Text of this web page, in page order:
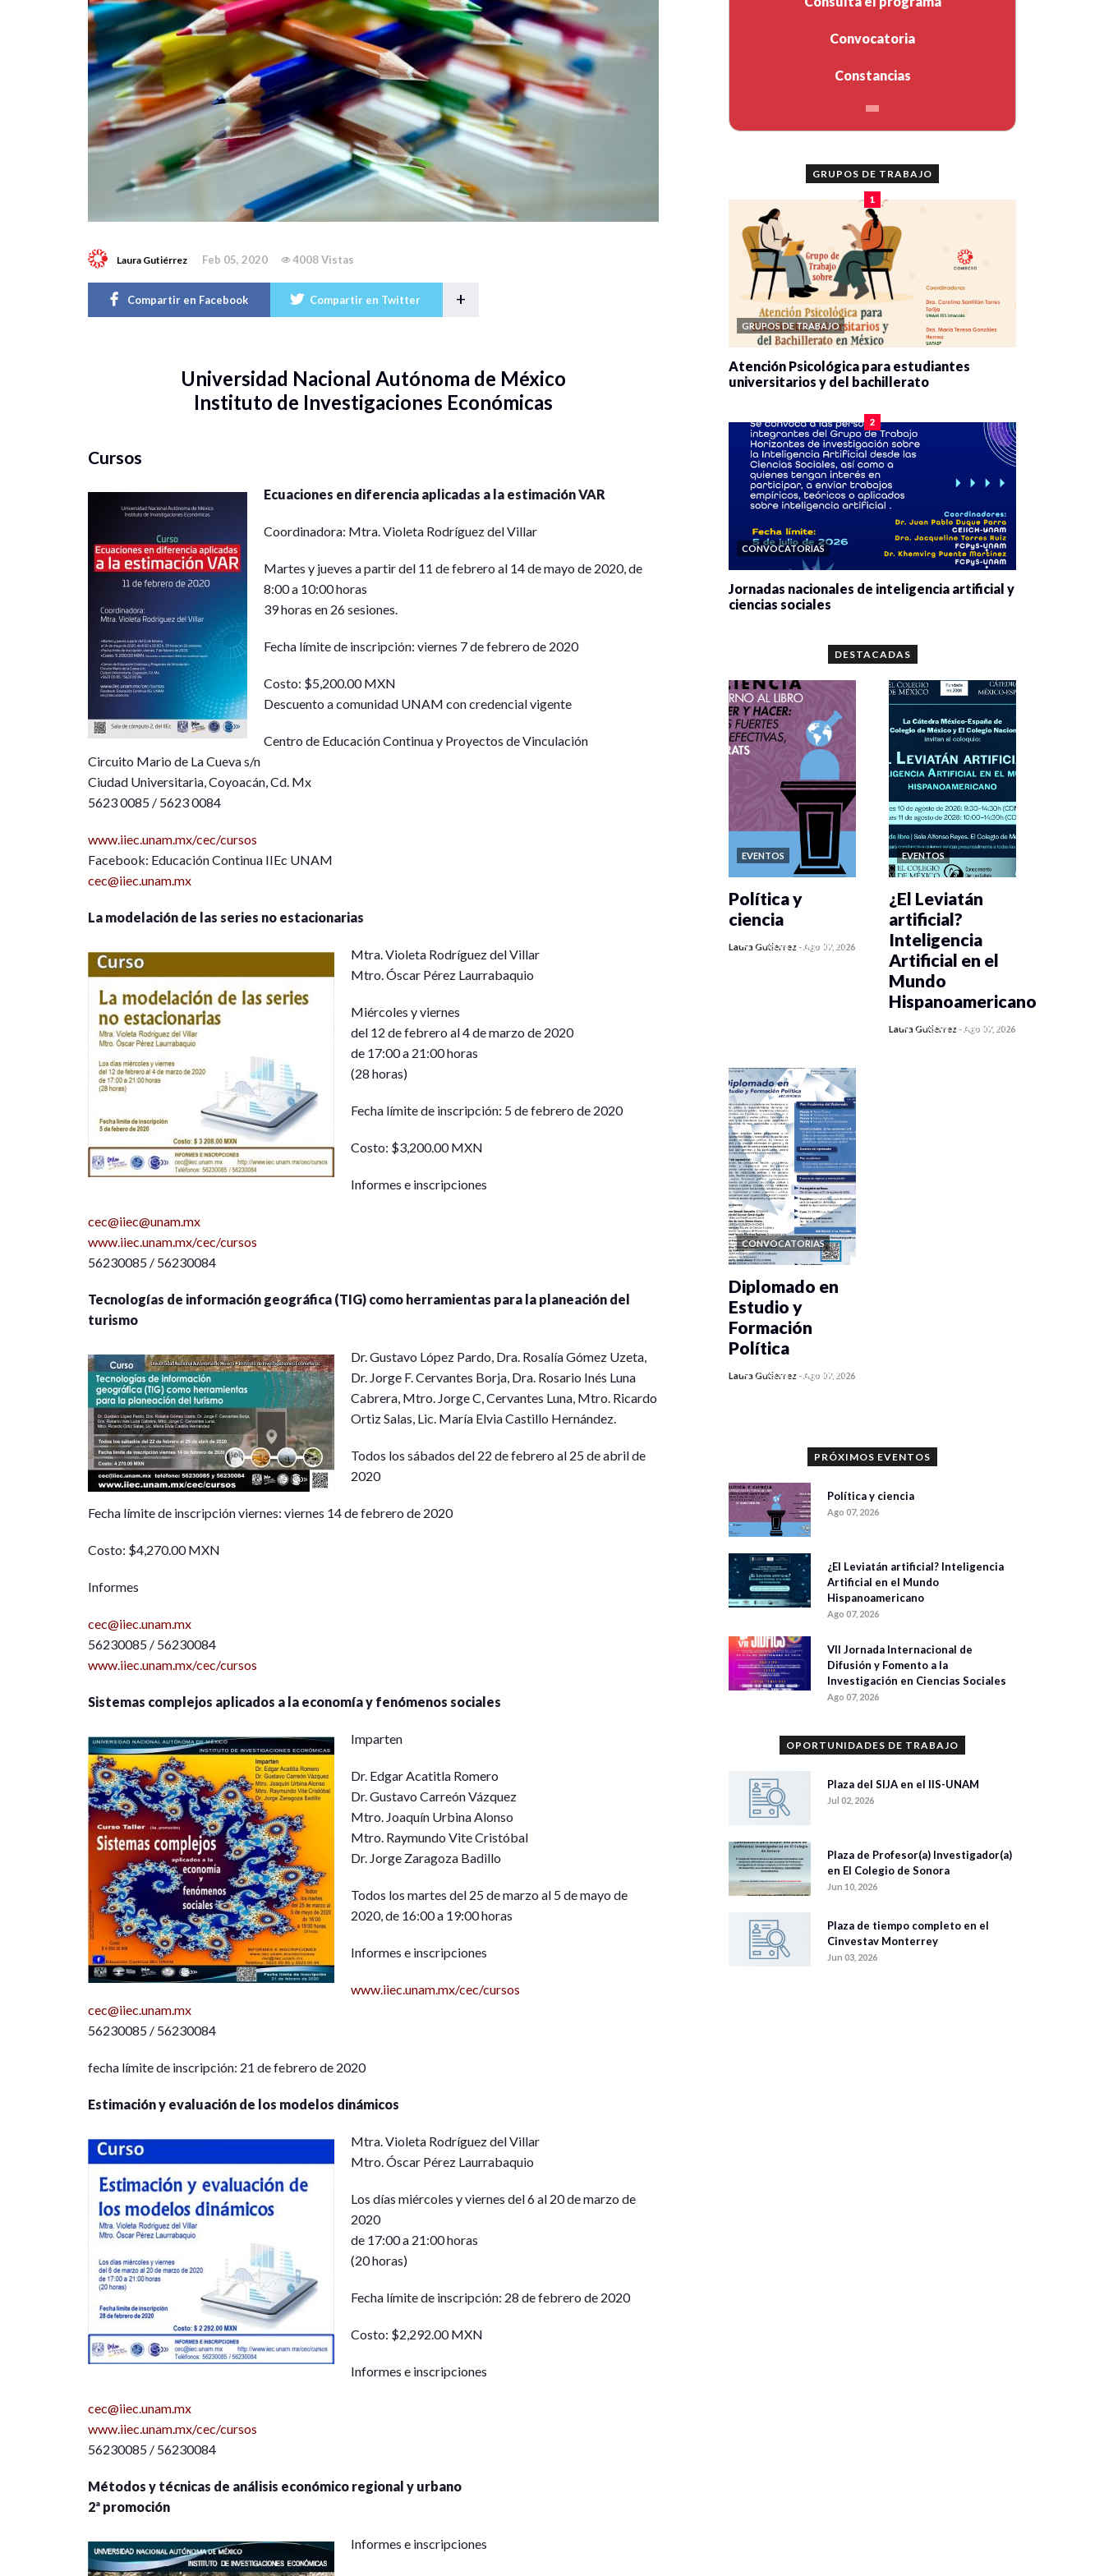
Laura Gutiérrez Feb 05, 2020 4008 Vistas
Compartir en Facebook Compartir en Twitter +
Universidad Nacional Autónoma de México
Instituto de Investigaciones Económicas
Cursos
Ecuaciones en diferencia aplicadas a la estimación VAR
Coordinadora: Mtra. Violeta Rodríguez del Villar
Martes y jueves a partir del 11 de febrero al 14 de mayo de 2020, de
8:00 a 10:00 horas
39 horas en 26 sesiones.
Fecha límite de inscripción: viernes 7 de febrero de 2020
Costo: $5,200.00 MXN
Descuento a comunidad UNAM con credencial vigente
Centro de Educación Continua y Proyectos de Vinculación
Circuito Mario de La Cueva s/n
Ciudad Universitaria, Coyoacán, Cd. Mx
5623 0085 / 5623 0084
www.iiec.unam.mx/cec/cursos
Facebook: Educación Continua IIEc UNAM
cec@iiec.unam.mx
La modelación de las series no estacionarias
Mtra. Violeta Rodríguez del Villar
Mtro. Óscar Pérez Laurrabaquio
Miércoles y viernes
del 12 de febrero al 4 de marzo de 2020
de 17:00 a 21:00 horas
(28 horas)
Fecha límite de inscripción: 5 de febrero de 2020
Costo: $3,200.00 MXN
Informes e inscripciones
cec@iiec@unam.mx
www.iiec.unam.mx/cec/cursos
56230085 / 56230084
Tecnologías de información geográfica (TIG) como herramientas para la planeación del
turismo
Dr. Gustavo López Pardo, Dra. Rosalía Gómez Uzeta,
Dr. Jorge F. Cervantes Borja, Dra. Rosario Inés Luna
Cabrera, Mtro. Jorge C, Cervantes Luna, Mtro. Ricardo
Ortiz Salas, Lic. María Elvia Castillo Hernández.
Todos los sábados del 22 de febrero al 25 de abril de
2020
Fecha límite de inscripción viernes: viernes 14 de febrero de 2020
Costo: $4,270.00 MXN
Informes
cec@iiec.unam.mx
56230085 / 56230084
www.iiec.unam.mx/cec/cursos
Sistemas complejos aplicados a la economía y fenómenos sociales
Imparten
Dr. Edgar Acatitla Romero
Dr. Gustavo Carreón Vázquez
Mtro. Joaquín Urbina Alonso
Mtro. Raymundo Vite Cristóbal
Dr. Jorge Zaragoza Badillo
Todos los martes del 25 de marzo al 5 de mayo de
2020, de 16:00 a 19:00 horas
Informes e inscripciones
www.iiec.unam.mx/cec/cursos
cec@iiec.unam.mx
56230085 / 56230084
fecha límite de inscripción: 21 de febrero de 2020
Estimación y evaluación de los modelos dinámicos
Mtra. Violeta Rodríguez del Villar
Mtro. Óscar Pérez Laurrabaquio
Los días miércoles y viernes del 6 al 20 de marzo de
2020
de 17:00 a 21:00 horas
(20 horas)
Fecha límite de inscripción: 28 de febrero de 2020
Costo: $2,292.00 MXN
Informes e inscripciones
cec@iiec.unam.mx
www.iiec.unam.mx/cec/cursos
56230085 / 56230084
Métodos y técnicas de análisis económico regional y urbano
2ª promoción
Informes e inscripciones
Convocatoria
Constancias
GRUPOS DE TRABAJO
1
GRUPOS DE TRABAJO
Atención Psicológica para estudiantes
universitarios y del bachillerato
2
CONVOCATORIAS
Jornadas nacionales de inteligencia artificial y
ciencias sociales
DESTACADAS
EVENTOS
0 veces compartido
Política y
ciencia
Laura Gutiérrez -Ago 07, 2026
EVENTOS
0 veces compartido
¿El Leviatán
artificial?
Inteligencia
Artificial en el
Mundo
Hispanoamericano
Laura Gutiérrez -Ago 07, 2026
CONVOCATORIAS
0 veces compartido
Diplomado en
Estudio y
Formación
Política
Laura Gutiérrez -Ago 07, 2026
PRÓXIMOS EVENTOS
Política y ciencia
Ago 07, 2026
¿El Leviatán artificial? Inteligencia
Artificial en el Mundo
Hispanoamericano
Ago 07, 2026
VII Jornada Internacional de
Difusión y Fomento a la
Investigación en Ciencias Sociales
Ago 07, 2026
OPORTUNIDADES DE TRABAJO
Plaza del SIJA en el IIS-UNAM
Jul 02, 2026
Plaza de Profesor(a) Investigador(a)
en El Colegio de Sonora
Jun 10, 2026
Plaza de tiempo completo en el
Cinvestav Monterrey
Jun 03, 2026